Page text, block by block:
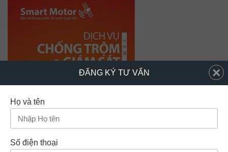
ĐĂNG KÝ TƯ VẤN
Họ và tên
Số điện thoại
×